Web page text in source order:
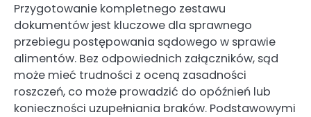
Przygotowanie kompletnego zestawu
dokumentów jest kluczowe dla sprawnego
przebiegu postępowania sądowego w sprawie
alimentów. Bez odpowiednich załączników, sąd
może mieć trudności z oceną zasadności
roszczeń, co może prowadzić do opóźnień lub
konieczności uzupełniania braków. Podstawowymi